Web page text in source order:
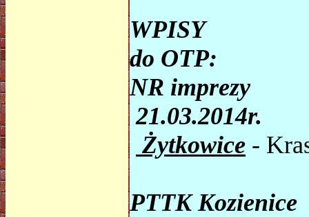
WPISY
do OTP:
NR imprezy
21.03.2014r.
Żytkowice -
PTTK